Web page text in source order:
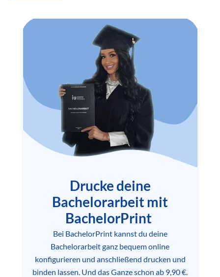
Drucke deine
Bachelorarbeit mit
BachelorPrint
Bei BachelorPrint kannst du deine
Bachelorarbeit ganz bequem online
konfigurieren und anschließend drucken und
binden lassen. Und das Ganze schon ab 9,90 €.